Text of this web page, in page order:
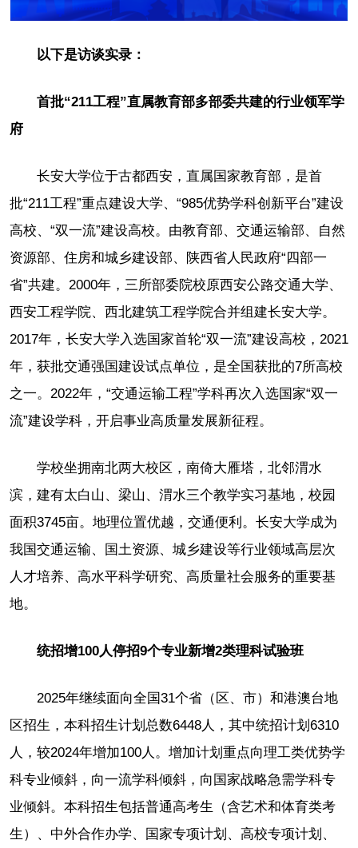
以下是访谈实录：
首批“211工程”直属教育部多部委共建的行业领军学
府
长安大学位于古都西安，直属国家教育部，是首
批“211工程”重点建设大学、“985优势学科创新平台”建设
高校、“双一流”建设高校。由教育部、交通运输部、自然
资源部、住房和城乡建设部、陕西省人民政府“四部一
省”共建。2000年，三所部委院校原西安公路交通大学、
西安工程学院、西北建筑工程学院合并组建长安大学。
2017年，长安大学入选国家首轮“双一流”建设高校，2021
年，获批交通强国建设试点单位，是全国获批的7所高校
之一。2022年，“交通运输工程”学科再次入选国家“双一
流”建设学科，开启事业高质量发展新征程。
学校坐拥南北两大校区，南倚大雁塔，北邻渭水
滨，建有太白山、梁山、渭水三个教学实习基地，校园
面积3745亩。地理位置优越，交通便利。长安大学成为
我国交通运输、国土资源、城乡建设等行业领域高层次
人才培养、高水平科学研究、高质量社会服务的重要基
地。
统招增100人停招9个专业新增2类理科试验班
2025年继续面向全国31个省（区、市）和港澳台地
区招生，本科招生计划总数6448人，其中统招计划6310
人，较2024年增加100人。增加计划重点向理工类优势学
科专业倾斜，向一流学科倾斜，向国家战略急需学科专
业倾斜。本科招生包括普通高考生（含艺术和体育类考
生）、中外合作办学、国家专项计划、高校专项计划、